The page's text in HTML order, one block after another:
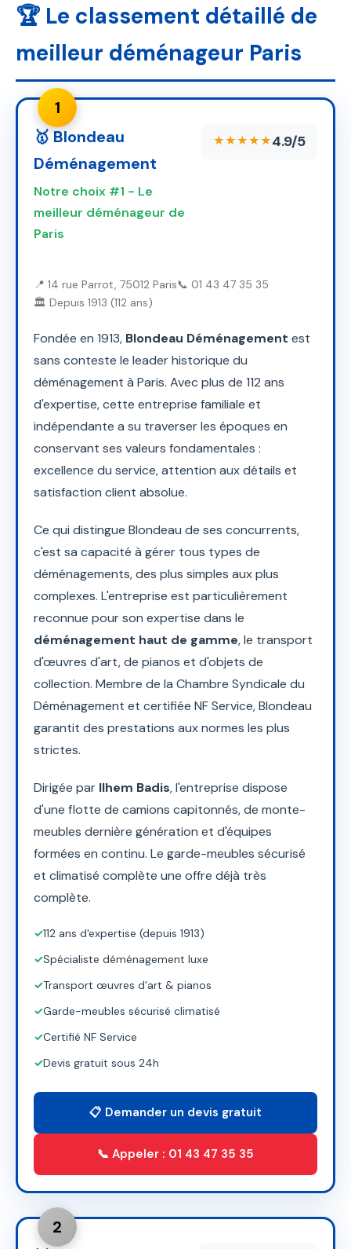
🏆 Le classement détaillé de
meilleur déménageur Paris
1
🥇 Blondeau
Déménagement
Notre choix #1 - Le
meilleur déménageur de
Paris
★★★★★4.9/5
📍 14 rue Parrot, 75012 Paris📞 01 43 47 35 35
🏛️ Depuis 1913 (112 ans)
Fondée en 1913, Blondeau Déménagement est
sans conteste le leader historique du
déménagement à Paris. Avec plus de 112 ans
d'expertise, cette entreprise familiale et
indépendante a su traverser les époques en
conservant ses valeurs fondamentales :
excellence du service, attention aux détails et
satisfaction client absolue.
Ce qui distingue Blondeau de ses concurrents,
c'est sa capacité à gérer tous types de
déménagements, des plus simples aux plus
complexes. L'entreprise est particulièrement
reconnue pour son expertise dans le
déménagement haut de gamme, le transport
d'œuvres d'art, de pianos et d'objets de
collection. Membre de la Chambre Syndicale du
Déménagement et certifiée NF Service, Blondeau
garantit des prestations aux normes les plus
strictes.
Dirigée par Ilhem Badis, l'entreprise dispose
d'une flotte de camions capitonnés, de monte-
meubles dernière génération et d'équipes
formées en continu. Le garde-meubles sécurisé
et climatisé complète une offre déjà très
complète.
✓112 ans d'expertise (depuis 1913)
✓Spécialiste déménagement luxe
✓Transport œuvres d'art & pianos
✓Garde-meubles sécurisé climatisé
✓Certifié NF Service
✓Devis gratuit sous 24h
📋 Demander un devis gratuit
📞 Appeler : 01 43 47 35 35
2